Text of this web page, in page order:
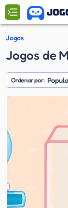
Jogos
Jogos de
Ordenar por: